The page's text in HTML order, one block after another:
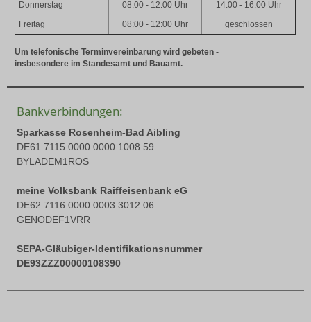
Donnerstag 08:00 - 12:00 Uhr 14:00 - 16:00 Uhr
Freitag 08:00 - 12:00 Uhr geschlossen
Um telefonische Terminvereinbarung wird gebeten -
insbesondere im Standesamt und Bauamt.
Bankverbindungen:
Sparkasse Rosenheim-Bad Aibling
DE61 7115 0000 0000 1008 59
BYLADEM1ROS
meine Volksbank Raiffeisenbank eG
DE62 7116 0000 0003 3012 06
GENODEF1VRR
SEPA-Gläubiger-Identifikationsnummer
DE93ZZZ00000108390